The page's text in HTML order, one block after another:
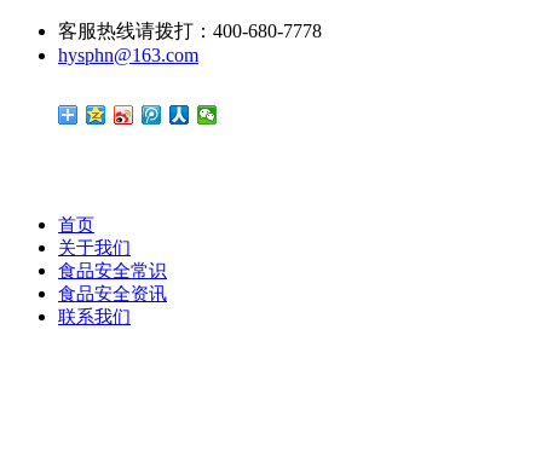
客服热线请拨打：400-680-7778
hysphn@163.com
首页
关于我们
食品安全常识
食品安全资讯
联系我们